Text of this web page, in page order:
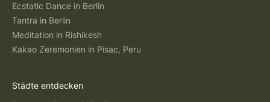
Ecstatic Dance in Berlin
Tantra in Berlin
Meditation in Rishikesh
Kakao Zeremonien in Pisac, Peru
Städte entdecken